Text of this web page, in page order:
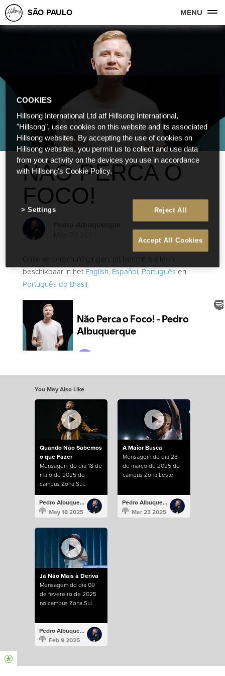
SÃO PAULO MENU
NÃO PERCA O
FOCO!
Onze verontschuldigingen, dit bericht is alleen
beschikbaar in het English, Español, Português en
Português do Brasil.
You May Also Like
Quando Não Sabemos
o que Fazer
Mensagem do dia 18 de
maio de 2025 do
campus Zona Sul.
Pedro Albuquerque
May 18 2025
A Maior Busca
Mensagem do dia 23
de março de 2025 do
campus Zona Leste.
Pedro Albuquerque
Mar 23 2025
Já Não Mais à Deriva
Mensagem do dia 09
de fevereiro de 2025
no campus Zona Sul.
Pedro Albuquerque
Feb 9 2025
COOKIES
Hillsong International Ltd atf Hillsong International,
"Hillsong", uses cookies on this website and its associated
Hillsong websites. By accepting the use of cookies on
Hillsong websites, you permit us to collect and use data
from your activity on the devices you use in accordance
with Hillsong's Cookie Policy.
Reject All
Accept All Cookies
Settings